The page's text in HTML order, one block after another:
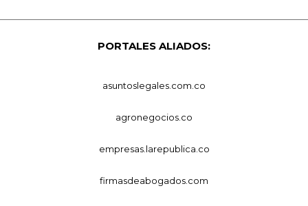
PORTALES ALIADOS:
asuntoslegales.com.co
agronegocios.co
empresas.larepublica.co
firmasdeabogados.com